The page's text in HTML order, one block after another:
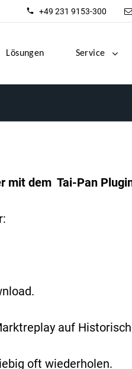
+49 231 9153-300
Lösungen Service
mit dem Tai-Pan
auf
oft wiederholen.